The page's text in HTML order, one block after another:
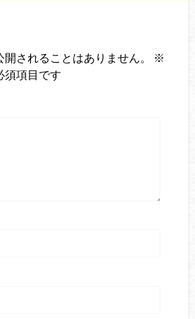
されることはありません。
※
須項目です